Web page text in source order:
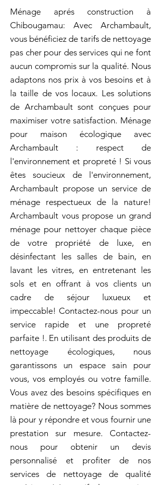
Ménage aprés construction à
Chibougamau: Avec Archambault,
vous bénéficiez de tarifs de nettoyage
pas cher pour des services qui ne font
aucun compromis sur la qualité. Nous
adaptons nos prix à vos besoins et à
la taille de vos locaux. Les solutions
de Archambault sont conçues pour
maximiser votre satisfaction. Ménage
pour maison écologique avec
Archambault : respect de
l'environnement et propreté ! Si vous
êtes soucieux de l'environnement,
Archambault propose un service de
ménage respectueux de la nature!
Archambault vous propose un grand
ménage pour nettoyer chaque pièce
de votre propriété de luxe, en
désinfectant les salles de bain, en
lavant les vitres, en entretenant les
sols et en offrant à vos clients un
cadre de séjour luxueux et
impeccable! Contactez-nous pour un
service rapide et une propreté
parfaite !. En utilisant des produits de
nettoyage écologiques, nous
garantissons un espace sain pour
vous, vos employés ou votre famille.
Vous avez des besoins spécifiques en
matière de nettoyage? Nous sommes
là pour y répondre et vous fournir une
prestation sur mesure. Contactez-
nous pour obtenir un devis
personnalisé et profiter de nos
services de nettoyage de qualité